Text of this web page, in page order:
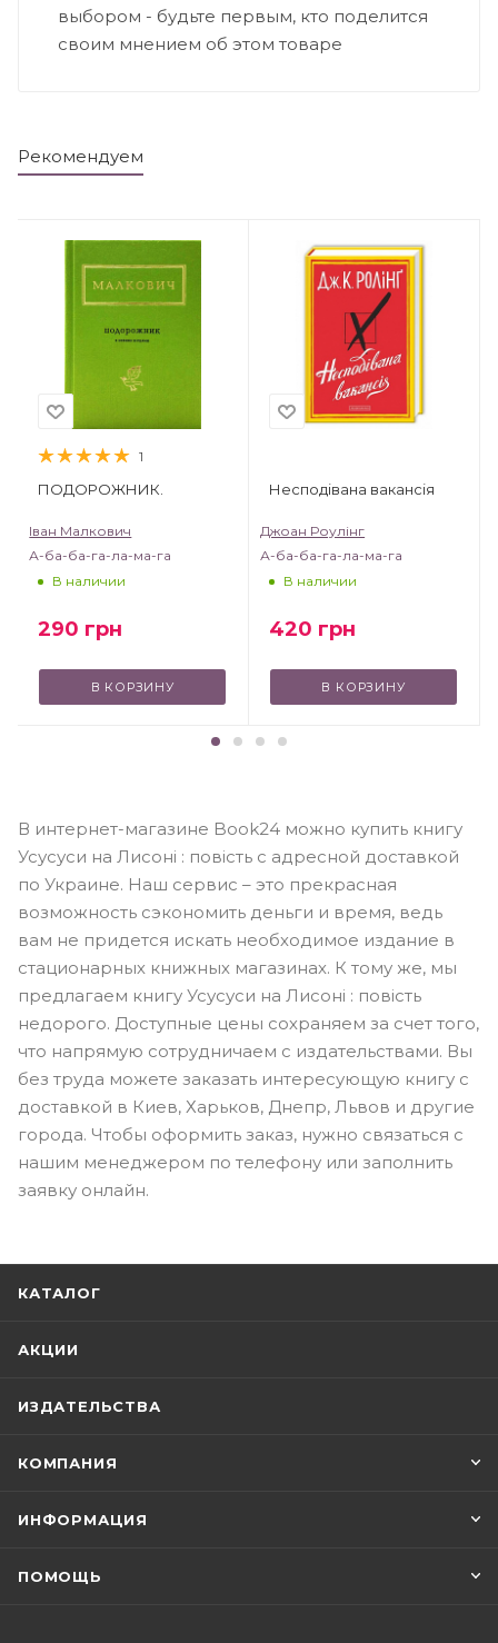
выбором - будьте первым, кто поделится
своим мнением об этом товаре
Рекомендуем
1
ПОДОРОЖНИК.
Іван Малкович
А-ба-ба-га-ла-ма-га
В наличии
290 грн
В КОРЗИНУ
Несподівана вакансія
Джоан Роулінг
А-ба-ба-га-ла-ма-га
В наличии
420 грн
В КОРЗИНУ
В интернет-магазине Book24 можно купить книгу
Усусуси на Лисоні : повість с адресной доставкой
по Украине. Наш сервис – это прекрасная
возможность сэкономить деньги и время, ведь
вам не придется искать необходимое издание в
стационарных книжных магазинах. К тому же, мы
предлагаем книгу Усусуси на Лисоні : повість
недорого. Доступные цены сохраняем за счет того,
что напрямую сотрудничаем с издательствами. Вы
без труда можете заказать интересующую книгу с
доставкой в Киев, Харьков, Днепр, Львов и другие
города. Чтобы оформить заказ, нужно связаться с
нашим менеджером по телефону или заполнить
заявку онлайн.
КАТАЛОГ
АКЦИИ
ИЗДАТЕЛЬСТВА
КОМПАНИЯ
ИНФОРМАЦИЯ
ПОМОЩЬ